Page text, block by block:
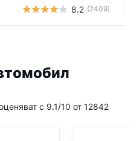
8.2 (2409)
с 9.1/10 от 12842